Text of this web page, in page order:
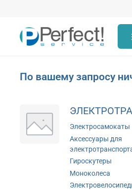
По вашему запросу
Электросамокаты
Аксессуары для
Гироскутеры
Моноколеса